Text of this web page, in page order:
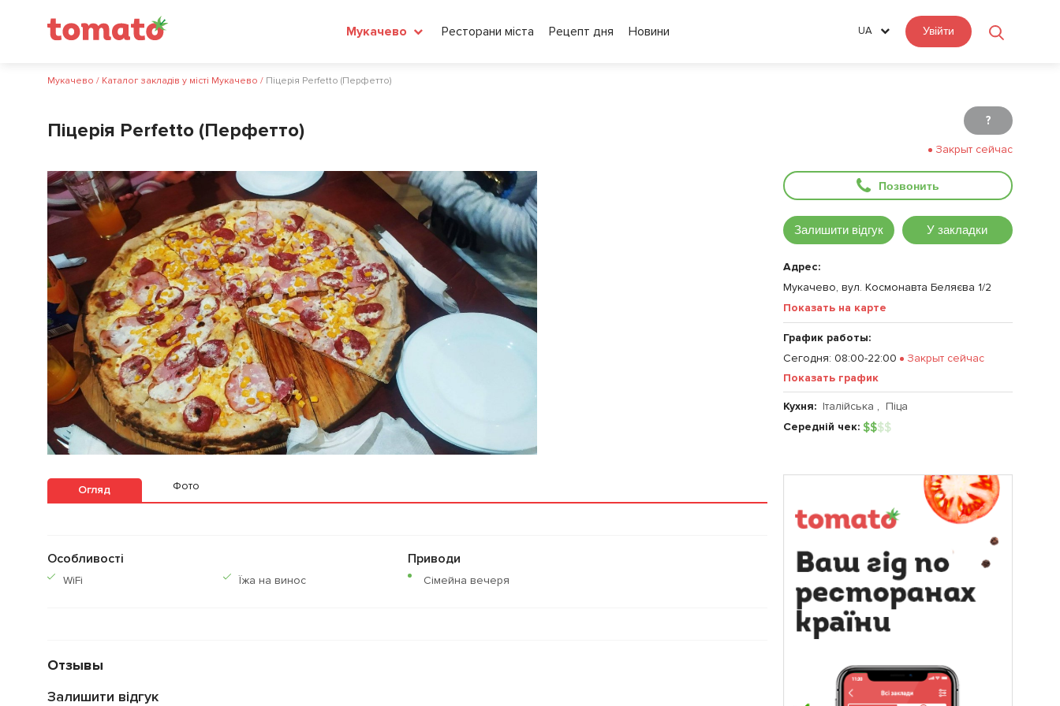
Мукачево Ресторани міста Рецепт дня Новини UA Увійти
Мукачево / Каталог закладів у місті Мукачево / Піцерія Perfetto (Перфетто)
Піцерія Perfetto (Перфетто) ?
Закрыт сейчас
Позвонить
Залишити відгук У закладки
Адрес:
Мукачево, вул. Космонавта Беляєва 1/2
Показать на карте
График работы:
Сегодня: 08:00-22:00
Закрыт сейчас
Показать график
Кухня: Італійська , Піца
Середній чек: $$$$
Огляд Фото
Особливості
WiFi Їжа на винос
Приводи
Сімейна вечеря
Отзывы
Залишити відгук